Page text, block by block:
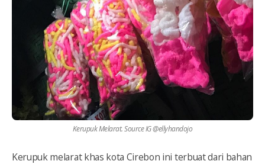
Kerupuk Melarat. Source IG @ellyhandojo
Kerupuk melarat khas kota Cirebon ini terbuat dari bahan